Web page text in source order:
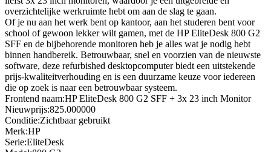
overzichtelijke werkruimte hebt om aan de slag te gaan.
Of je nu aan het werk bent op kantoor, aan het studeren bent voor
school of gewoon lekker wilt gamen, met de HP EliteDesk 800 G2
SFF en de bijbehorende monitoren heb je alles wat je nodig hebt
binnen handbereik. Betrouwbaar, snel en voorzien van de nieuwste
software, deze refurbished desktopcomputer biedt een uitstekende
prijs-kwaliteitverhouding en is een duurzame keuze voor iedereen
die op zoek is naar een betrouwbaar systeem.
Frontend naam:HP EliteDesk 800 G2 SFF + 3x 23 inch Monitor
Nieuwprijs:825.000000
Conditie:Zichtbaar gebruikt
Merk:HP
Serie:EliteDesk